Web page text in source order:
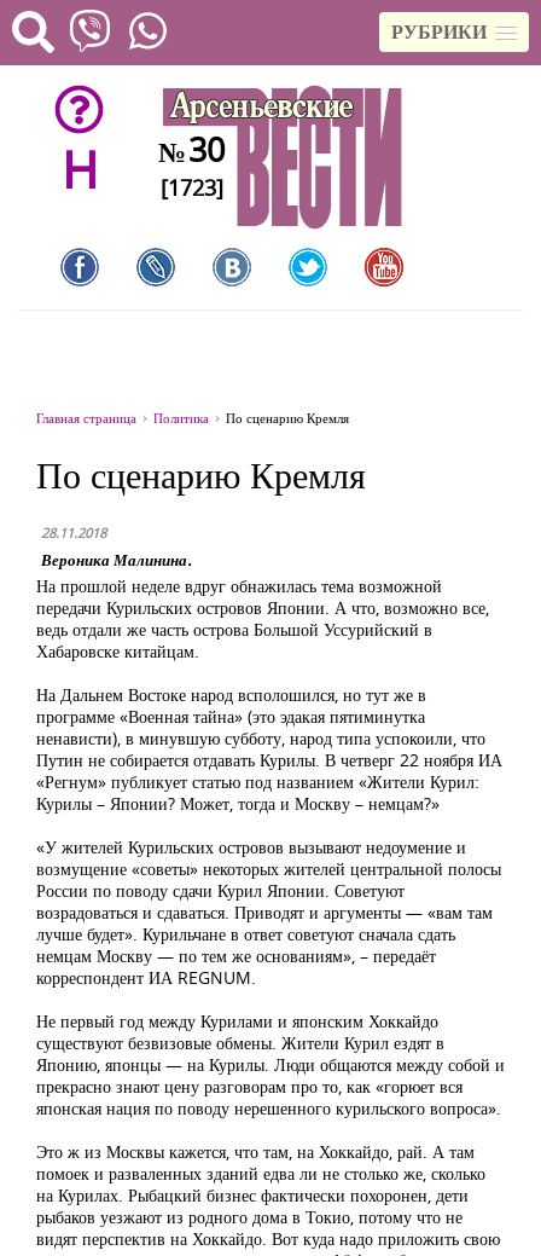
РУБРИКИ
H №30
[1723]
Главная страница Политика По сценарию Кремля
По сценарию Кремля
28.11.2018
Вероника Малинина.
На прошлой неделе вдруг обнажилась тема возможной
передачи Курильских островов Японии. А что, возможно все,
ведь отдали же часть острова Большой Уссурийский в
Хабаровске китайцам.
На Дальнем Востоке народ всполошился, но тут же в
программе «Военная тайна» (это эдакая пятиминутка
ненависти), в минувшую субботу, народ типа успокоили, что
Путин не собирается отдавать Курилы. В четверг 22 ноября ИА
«Регнум» публикует статью под названием «Жители Курил:
Курилы – Японии? Может, тогда и Москву – немцам?»
«У жителей Курильских островов вызывают недоумение и
возмущение «советы» некоторых жителей центральной полосы
России по поводу сдачи Курил Японии. Советуют
возрадоваться и сдаваться. Приводят и аргументы — «вам там
лучше будет». Курильчане в ответ советуют сначала сдать
немцам Москву — по тем же основаниям», – передаёт
корреспондент ИА REGNUM.
Не первый год между Курилами и японским Хоккайдо
существуют безвизовые обмены. Жители Курил ездят в
Японию, японцы — на Курилы. Люди общаются между собой и
прекрасно знают цену разговорам про то, как «горюет вся
японская нация по поводу нерешенного курильского вопроса».
Это ж из Москвы кажется, что там, на Хоккайдо, рай. А там
помоек и разваленных зданий едва ли не столько же, сколько
на Курилах. Рыбацкий бизнес фактически похоронен, дети
рыбаков уезжают из родного дома в Токио, потому что не
видят перспектив на Хоккайдо. Вот куда надо приложить свою